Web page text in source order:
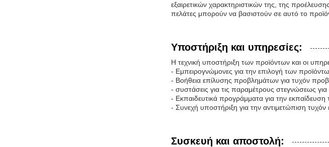
εξαιρετικών χαρακτηριστικών της, της
πελάτες μπορούν να βασιστούν σε αυτό το
Υποστήριξη και υπηρεσίες:
Η τεχνική υποστήριξη των προϊόντων και οι
- Εμπειρογνώμονες για την επιλογή των
- Βοήθεια επίλυσης προβλημάτων για τυχόν
- συστάσεις για τις παραμέτρους στεγνώσεως
- Εκπαιδευτικά προγράμματα για την εκπαίδευση
- Συνεχή υποστήριξη για την αντιμετώπιση
Συσκευή και αποστολή: